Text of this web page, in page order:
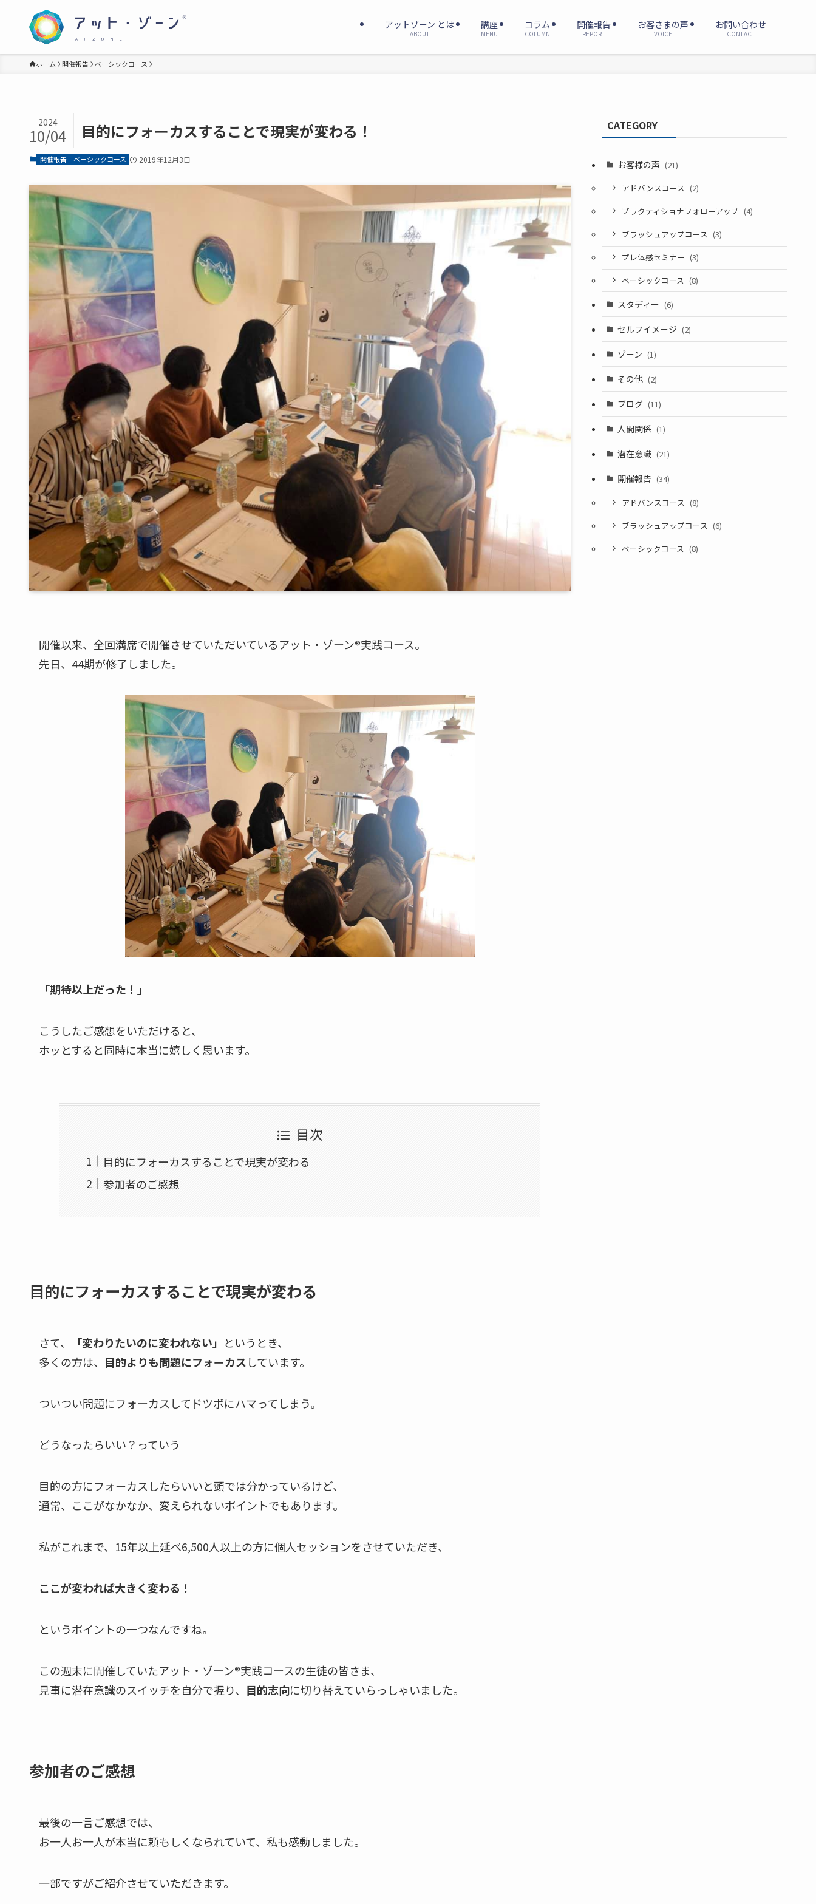
アットゾーン とは
ABOUT
講座
MENU
コラム
COLUMN
開催報告
REPORT
お客さまの声
VOICE
お問い合わせ
CONTACT
ホーム 開催報告 ベーシックコース
目的にフォーカスすることで現実が変わる！
2024
10/04
開催報告 ベーシックコース 2019年12月3日
開催以来、全回満席で開催させていただいているアット・ゾーン®実践コース。
先日、44期が修了しました。
「期待以上だった！」
こうしたご感想をいただけると、
ホッとすると同時に本当に嬉しく思います。
目次
目的にフォーカスすることで現実が変わる
参加者のご感想
目的にフォーカスすることで現実が変わる
さて、 「変わりたいのに変われない」 というとき、
多くの方は、 目的よりも問題にフォーカスしています。
ついつい問題にフォーカスしてドツボにハマってしまう。
どうなったらいい？っていう
目的の方にフォーカスしたらいいと頭では分かっているけど、
通常、ここがなかなか、変えられないポイントでもあります。
私がこれまで、15年以上延べ6,500人以上の方に個人セッションをさせていただき、
ここが変われば大きく変わる！
というポイントの一つなんですね。
この週末に開催していたアット・ゾーン®実践コースの生徒の皆さま、
見事に潜在意識のスイッチを自分で握り、 目的志向に切り替えていらっしゃいました。
参加者のご感想
最後の一言ご感想では、
お一人お一人が本当に頼もしくなられていて、私も感動しました。
一部ですがご紹介させていただきます。
CATEGORY
お客様の声 (21)
アドバンスコース (2)
プラクティショナフォローアップ (4)
ブラッシュアップコース (3)
プレ体感セミナー (3)
ベーシックコース (8)
スタディー (6)
セルフイメージ (2)
ゾーン (1)
その他 (2)
ブログ (11)
人間関係 (1)
潜在意識 (21)
開催報告 (34)
アドバンスコース (8)
ブラッシュアップコース (6)
ベーシックコース (8)